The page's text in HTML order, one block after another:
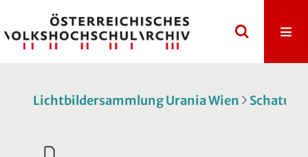
Lichtbildersammlung Urania Wien